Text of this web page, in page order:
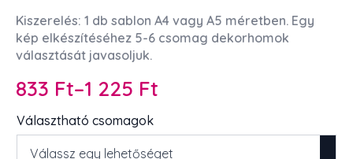
Kiszerelés: 1 db sablon A4 vagy A5 méretben. Egy
kép elkészítéséhez 5-6 csomag dekorhomok
választását javasoljuk.
833 Ft–1 225 Ft
Ártartomány:
833 Ft
Választható csomagok